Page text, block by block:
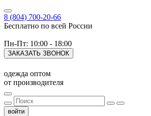
8 (804) 700-20-66
Бесплатно по всей России
Пн-Пт: 10:00 - 18:00
ЗАКАЗАТЬ ЗВОНОК
одежда оптом
от производителя
войти